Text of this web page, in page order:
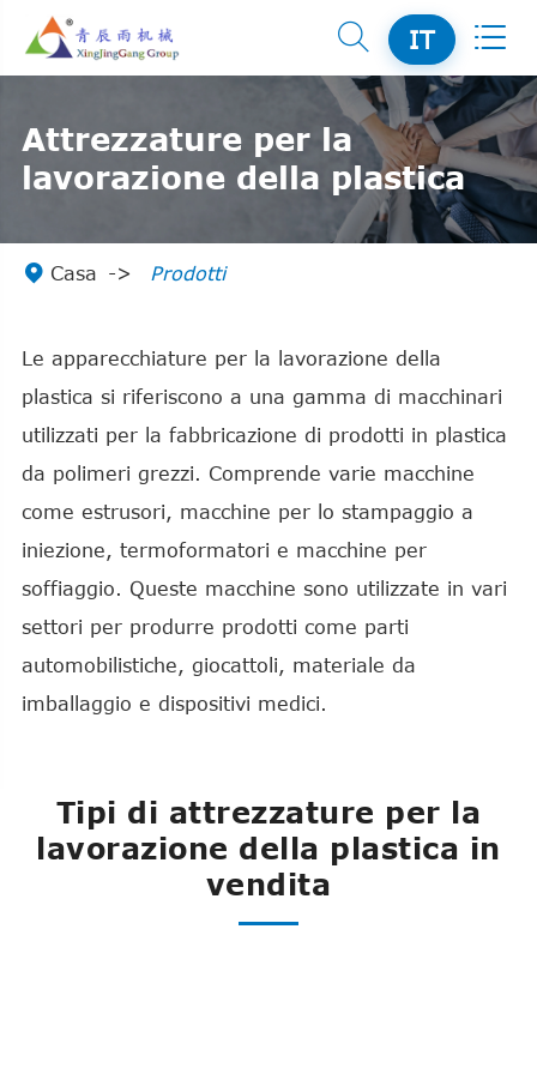
 IT 
Attrezzature per la
lavorazione della plastica
 Casa Prodotti
Le apparecchiature per la lavorazione della
plastica si riferiscono a una gamma di macchinari
utilizzati per la fabbricazione di prodotti in plastica
da polimeri grezzi. Comprende varie macchine
come estrusori, macchine per lo stampaggio a
iniezione, termoformatori e macchine per
soffiaggio. Queste macchine sono utilizzate in vari
settori per produrre prodotti come parti
automobilistiche, giocattoli, materiale da
imballaggio e dispositivi medici.
Tipi di attrezzature per la
lavorazione della plastica in
vendita